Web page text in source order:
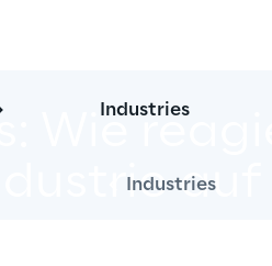
Industries
Industries
Wie
auf